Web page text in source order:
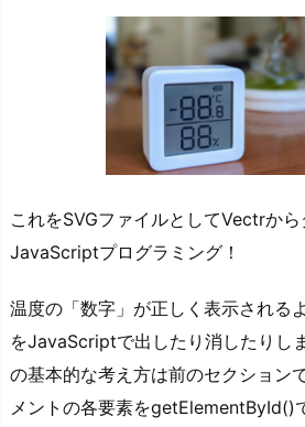
これをSVGファイルとしてVectrか
JavaScriptプログラミング！
温度の「数字」が正しく表示される
をJavaScriptで出したり消したりし
の基本的な考え方は前のセクション
メントの各要素をgetElementById()